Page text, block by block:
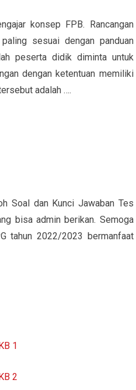
konsep FPB. Rancangan
sesuai dengan panduan
peserta didik diminta untuk
dengan ketentuan memiliki
adalah ….
Soal dan Kunci Jawaban Tes
bisa admin berikan. Semoga
tahun 2022/2023 bermanfaat
1
2